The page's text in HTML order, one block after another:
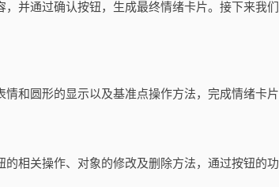
并通过确认按钮，生成最终情绪卡片。接下来我
和圆形的显示以及基准点操作方法，完成情绪卡片
相关操作、对象的修改及删除方法，通过按钮的